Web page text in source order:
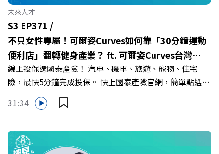
持人／遠見雜誌副社長兼遠見智庫總編輯 李建興 與談人／
樹德科技大學校長 王昭雄 +++++ 🎂歡慶遠見40歲生日！手
速搶下破天荒的獨家優惠
>>>https://gvmkt.pse.is/9e5pbz ✨關注《遠見》更多的社
群： LINE：https://reurl.cc/A4ELQp IG：
https://bit.ly/3AjBWNV YT：https://bit.ly/38jNi9k
Powered by Firstory Hosting
未來人才
S3 EP371 /
不只女性專屬！可爾姿Curves如何靠「30分鐘運動
便利店」翻轉健身產業？ ft. 可爾姿Curves台灣執
行長林宏遠
線上投保選國泰產險！ 汽車、機車、旅遊、寵物、住宅
險，最快5分鐘完成投保。 快上國泰產險官網，簡單點選，
保障立即到位！ https://fstry.pse.is/9eddvv —— 以上為
Firstory Podcast 廣告 —— 在健康意識抬頭、健身產業百
家爭鳴的激烈浪潮下，傳統的健身房該如何轉型突圍？ 本
集《遠見ON AIR》邀請到可爾姿Curves台灣執行長林宏
遠，帶你解析可爾姿如何打造出兼顧健康生活與女力創業的
31:34